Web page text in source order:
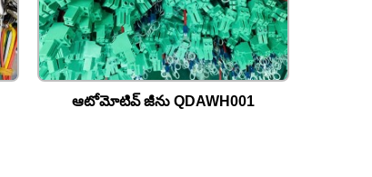
ఆటోమోటివ్ జీను QDAWH001